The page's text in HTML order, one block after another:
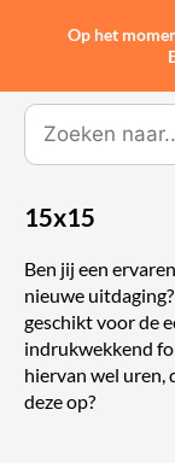
15x15
Ben jij een
nieuwe
geschikt voor de
indrukwekkend
hiervan wel uren,
deze op?
Op het